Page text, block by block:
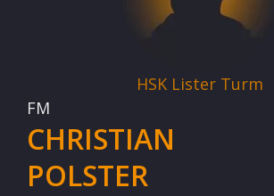
HSK Lister Turm
FM
CHRISTIAN
POLSTER